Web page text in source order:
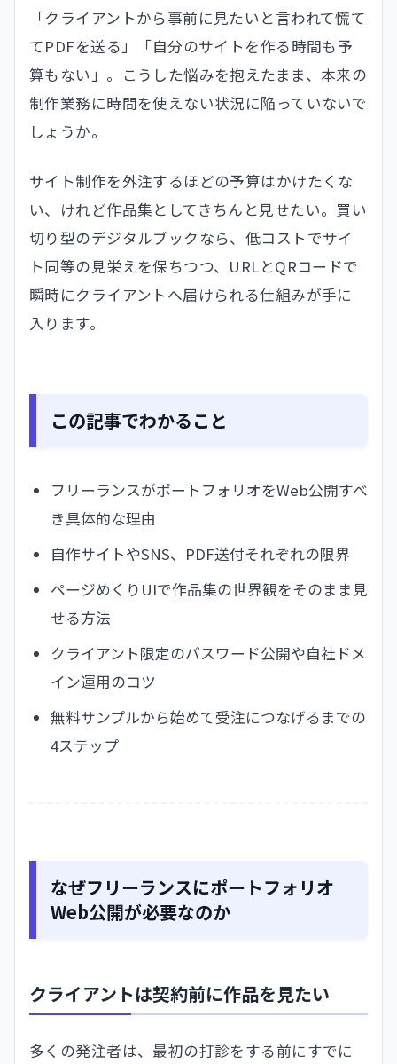
「クライアントから事前に見たいと言われて慌て
てPDFを送る」「自分のサイトを作る時間も予
算もない」。こうした悩みを抱えたまま、本来の
制作業務に時間を使えない状況に陥っていないで
しょうか。
サイト制作を外注するほどの予算はかけたくな
い、けれど作品集としてきちんと見せたい。買い
切り型のデジタルブックなら、低コストでサイ
ト同等の見栄えを保ちつつ、URLとQRコードで
瞬時にクライアントへ届けられる仕組みが手に
入ります。
この記事でわかること
フリーランスがポートフォリオをWeb公開すべ
き具体的な理由
自作サイトやSNS、PDF送付それぞれの限界
ページめくりUIで作品集の世界観をそのまま見
せる方法
クライアント限定のパスワード公開や自社ドメ
イン運用のコツ
無料サンプルから始めて受注につなげるまでの
4ステップ
なぜフリーランスにポートフォリオ
Web公開が必要なのか
クライアントは契約前に作品を見たい
多くの発注者は、最初の打診をする前にすでに